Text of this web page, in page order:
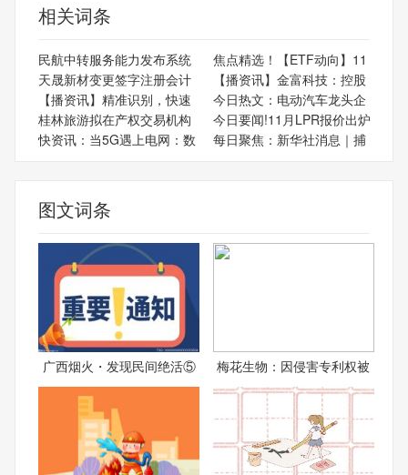
相关词条
民航中转服务能力发布系统
焦点精选！【ETF动向】11
天晟新材变更签字注册会计
【播资讯】金富科技：控股
【播资讯】精准识别，快速
今日热文：电动汽车龙头企
桂林旅游拟在产权交易机构
今日要闻!11月LPR报价出炉
快资讯：当5G遇上电网：数
每日聚焦：新华社消息｜捕
图文词条
广西烟火・发现民间绝活⑤ 梅花生物：因侵害专利权被